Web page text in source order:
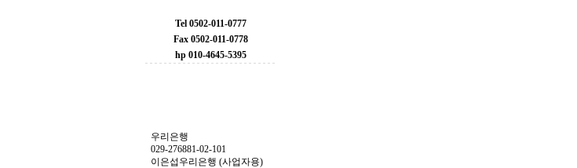
Tel 0502-011-0777
Fax 0502-011-0778
hp 010-4645-5395
우리은행
029-276881-02-101
이은섭우리은행 (사업자용)